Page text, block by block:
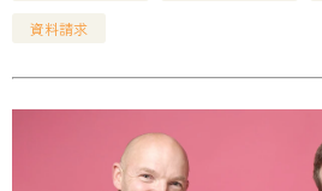
資料請求